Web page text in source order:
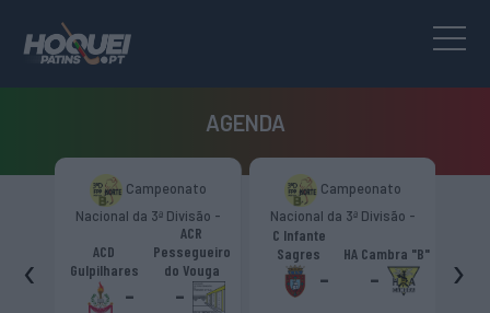
AGENDA
3ª Divisão -
Pessegueiro
do Vouga
Campeonato
Nacional da 3ª Divisão -
Zona Norte “B”
C Infante
Sagres
-
HA Cambra "B"
Campeonato
Nacional da 3ª Divisão -
Gulpilhares
-
Azeméis
‹ ›